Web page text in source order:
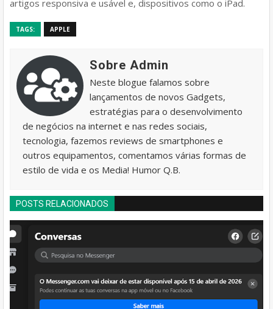
artigos responsiva e usável e, dispositivos como o iPad.
TAGS: APPLE
Sobre Admin
Neste blogue falamos sobre
lançamentos de novos Gadgets,
estratégias para o desenvolvimento
de negócios na internet e nas redes sociais,
tecnologia, fazemos reviews de smartphones e
outros equipamentos, comentamos várias formas de
estilo de vida e os Media! Humor Q.B.
POSTS RELACIONADOS